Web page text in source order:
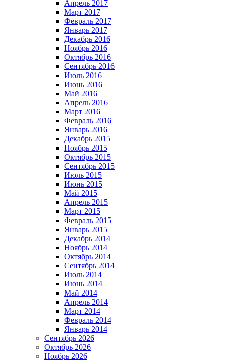
Апрель 2017
Март 2017
Февраль 2017
Январь 2017
Декабрь 2016
Ноябрь 2016
Октябрь 2016
Сентябрь 2016
Июль 2016
Июнь 2016
Май 2016
Апрель 2016
Март 2016
Февраль 2016
Январь 2016
Декабрь 2015
Ноябрь 2015
Октябрь 2015
Сентябрь 2015
Июль 2015
Июнь 2015
Май 2015
Апрель 2015
Март 2015
Февраль 2015
Январь 2015
Декабрь 2014
Ноябрь 2014
Октябрь 2014
Сентябрь 2014
Июль 2014
Июнь 2014
Май 2014
Апрель 2014
Март 2014
Февраль 2014
Январь 2014
Сентябрь 2026
Октябрь 2026
Ноябрь 2026